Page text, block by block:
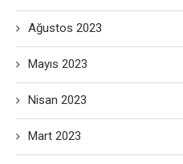
Ağustos 2023
Mayıs 2023
Nisan 2023
Mart 2023